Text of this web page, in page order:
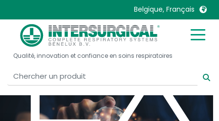
Belgique, Français
United Kingdom
United States
Australia
Belgique, Français
Italia
Malaysia
Qualité, innovation et confiance en soins respiratoires